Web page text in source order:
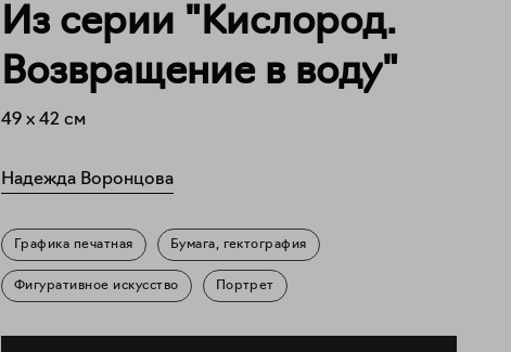
Из серии "Кислород.
Возвращение в воду"
49 x 42 см
Надежда Воронцова
Графика печатная Бумага, гектография
Фигуративное искусство Портрет